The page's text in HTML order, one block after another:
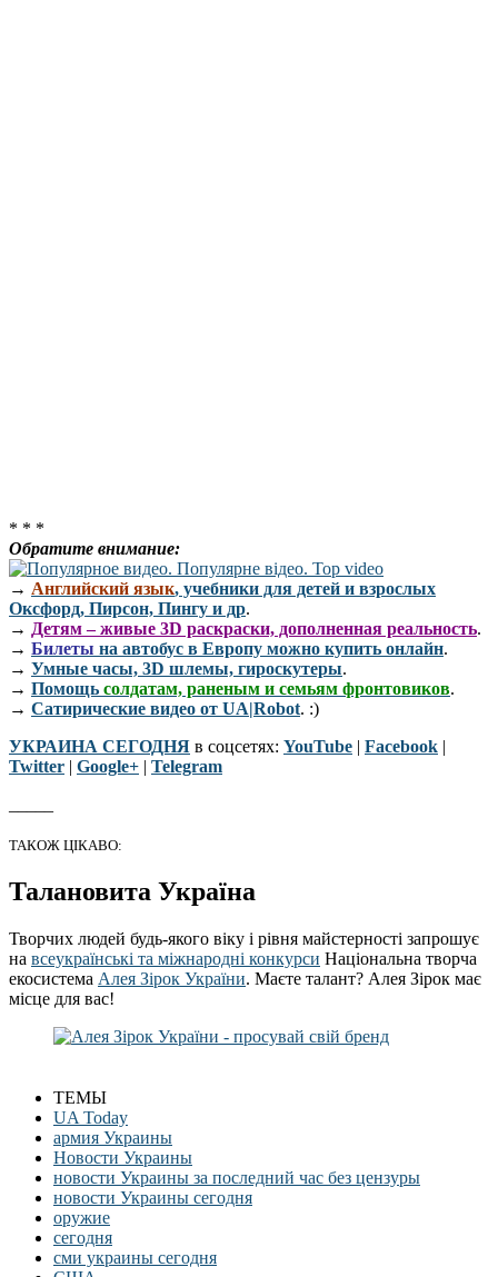
* * *
Обратите внимание:
→ Английский язык, учебники для детей и взрослых
Оксфорд, Пирсон, Пингу и др.
→ Детям – живые 3D раскраски, дополненная реальность.
→ Билеты на автобус в Европу можно купить онлайн.
→ Умные часы, 3D шлемы, гироскутеры.
→ Помощь солдатам, раненым и семьям фронтовиков.
→ Сатирические видео от UA|Robot. :)
УКРАИНА СЕГОДНЯ в соцсетях: YouTube | Facebook |
Twitter | Google+ | Telegram
ТАКОЖ ЦІКАВО:
Талановита Україна
Творчих людей будь-якого віку і рівня майстерності запрошує
на всеукраїнські та міжнародні конкурси Національна творча
екосистема Алея Зірок України. Маєте талант? Алея Зірок має
місце для вас!
ТЕМЫ
UA Today
армия Украины
Новости Украины
новости Украины за последний час без цензуры
новости Украины сегодня
оружие
сегодня
сми украины сегодня